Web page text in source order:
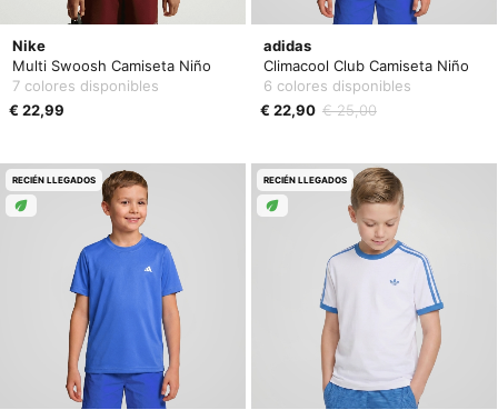
Nike
Multi Swoosh Camiseta Niño
7 colores disponibles
€ 22,99
adidas
Climacool Club Camiseta Niño
6 colores disponibles
€ 22,90 € 25,00
RECIÉN LLEGADOS RECIÉN LLEGADOS